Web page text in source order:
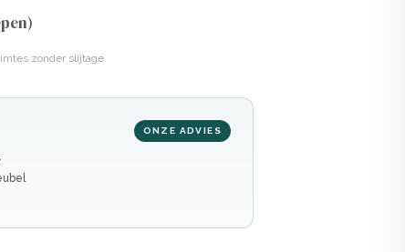
zonder slijtage.
ONZE ADVIES